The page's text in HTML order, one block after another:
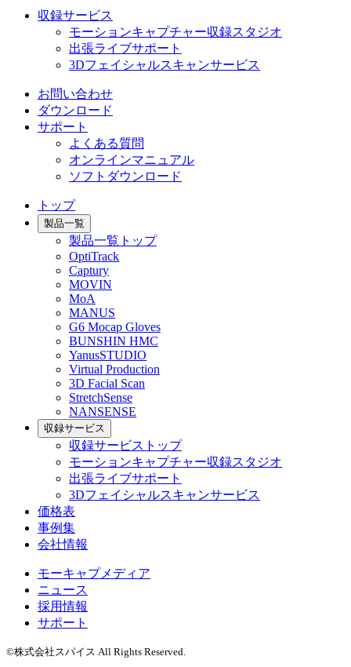
収録サービス
モーションキャプチャー収録スタジオ
出張ライブサポート
3Dフェイシャルスキャンサービス
お問い合わせ
ダウンロード
サポート
よくある質問
オンラインマニュアル
ソフトダウンロード
トップ
製品一覧
製品一覧トップ
OptiTrack
Captury
MOVIN
MoA
MANUS
G6 Mocap Gloves
BUNSHIN HMC
YanusSTUDIO
Virtual Production
3D Facial Scan
StretchSense
NANSENSE
収録サービス
収録サービストップ
モーションキャプチャー収録スタジオ
出張ライブサポート
3Dフェイシャルスキャンサービス
価格表
事例集
会社情報
モーキャプメディア
ニュース
採用情報
サポート
©株式会社スパイス All Rights Reserved.